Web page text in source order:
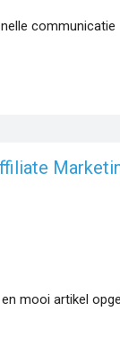
communicatie
mooi artikel